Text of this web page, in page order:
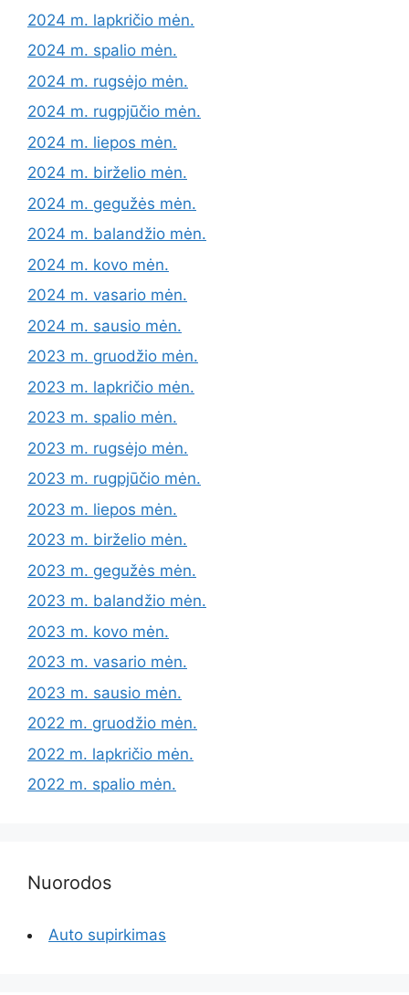
2024 m. lapkričio mėn.
2024 m. spalio mėn.
2024 m. rugsėjo mėn.
2024 m. rugpjūčio mėn.
2024 m. liepos mėn.
2024 m. birželio mėn.
2024 m. gegužės mėn.
2024 m. balandžio mėn.
2024 m. kovo mėn.
2024 m. vasario mėn.
2024 m. sausio mėn.
2023 m. gruodžio mėn.
2023 m. lapkričio mėn.
2023 m. spalio mėn.
2023 m. rugsėjo mėn.
2023 m. rugpjūčio mėn.
2023 m. liepos mėn.
2023 m. birželio mėn.
2023 m. gegužės mėn.
2023 m. balandžio mėn.
2023 m. kovo mėn.
2023 m. vasario mėn.
2023 m. sausio mėn.
2022 m. gruodžio mėn.
2022 m. lapkričio mėn.
2022 m. spalio mėn.
Nuorodos
Auto supirkimas